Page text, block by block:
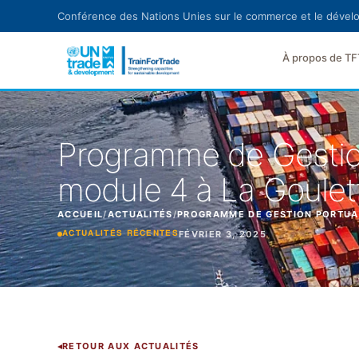
Aller au contenu principal
Conférence des Nations Unies sur le commerce et le
À propos de
Programme de
module 4 à La
ACCUEIL/ACTUALITÉS/PROGRAMME DE GESTION
ACTUALITÉS RÉCENTESFÉVRIER 3, 2025
RETOUR AUX ACTUALITÉS